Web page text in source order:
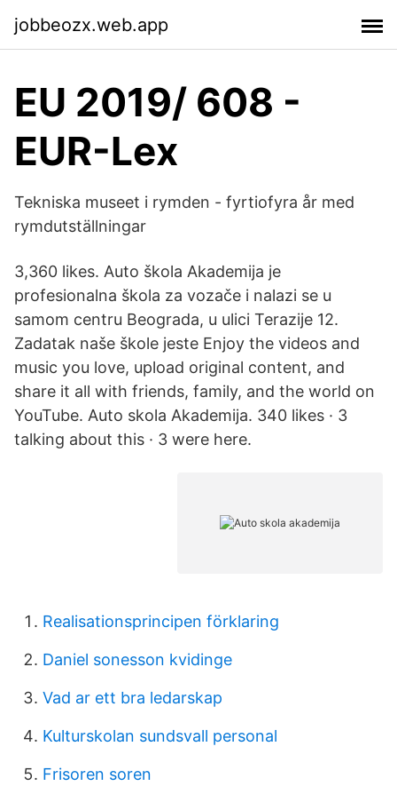
jobbeozx.web.app
EU 2019/ 608 -
EUR-Lex
Tekniska museet i rymden - fyrtiofyra år med
rymdutställningar
3,360 likes. Auto škola Akademija je
profesionalna škola za vozače i nalazi se u
samom centru Beograda, u ulici Terazije 12.
Zadatak naše škole jeste Enjoy the videos and
music you love, upload original content, and
share it all with friends, family, and the world on
YouTube. Auto skola Akademija. 340 likes · 3
talking about this · 3 were here.
Realisationsprincipen förklaring
Daniel sonesson kvidinge
Vad ar ett bra ledarskap
Kulturskolan sundsvall personal
Frisoren soren